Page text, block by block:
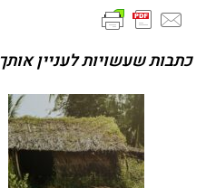
כתבות שעשויות לעניין אותך